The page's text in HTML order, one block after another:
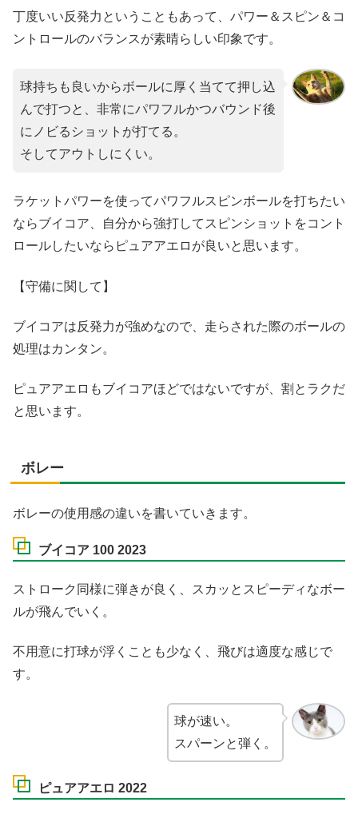
丁度いい反発力ということもあって、パワー＆スピン＆コ
ントロールのバランスが素晴らしい印象です。
球持ちも良いからボールに厚く当てて押し込
んで打つと、非常にパワフルかつバウンド後
にノビるショットが打てる。
そしてアウトしにくい。
ラケットパワーを使ってパワフルスピンボールを打ちたい
ならブイコア、自分から強打してスピンショットをコント
ロールしたいならピュアアエロが良いと思います。
【守備に関して】
ブイコアは反発力が強めなので、走らされた際のボールの
処理はカンタン。
ピュアアエロもブイコアほどではないですが、割とラクだ
と思います。
ボレー
ボレーの使用感の違いを書いていきます。
ブイコア 100 2023
ストローク同様に弾きが良く、スカッとスピーディなボー
ルが飛んでいく。
不用意に打球が浮くことも少なく、飛びは適度な感じで
す。
球が速い。
スパーンと弾く。
ピュアアエロ 2022